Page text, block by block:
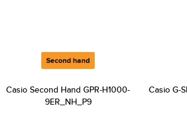
Second hand
Casio Second Hand GPR-H1000-
9ER_NH_P9
Casio G-